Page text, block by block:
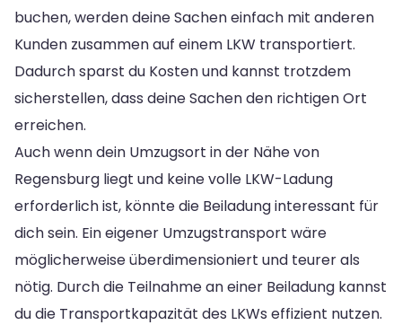
buchen, werden deine Sachen einfach mit anderen
Kunden zusammen auf einem LKW transportiert.
Dadurch sparst du Kosten und kannst trotzdem
sicherstellen, dass deine Sachen den richtigen Ort
erreichen.
Auch wenn dein Umzugsort in der Nähe von
Regensburg liegt und keine volle LKW-Ladung
erforderlich ist, könnte die Beiladung interessant für
dich sein. Ein eigener Umzugstransport wäre
möglicherweise überdimensioniert und teurer als
nötig. Durch die Teilnahme an einer Beiladung kannst
du die Transportkapazität des LKWs effizient nutzen.